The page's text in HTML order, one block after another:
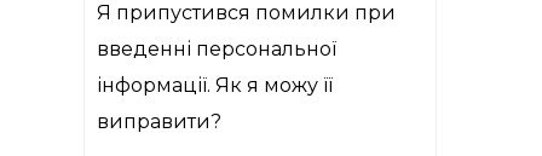
Я припустився помилки при
введенні персональної
інформації. Як я можу її
виправити?